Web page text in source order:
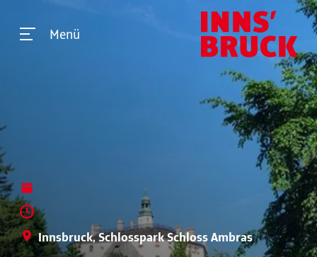
Menü
Innsbruck, Schlosspark Schloss Ambras